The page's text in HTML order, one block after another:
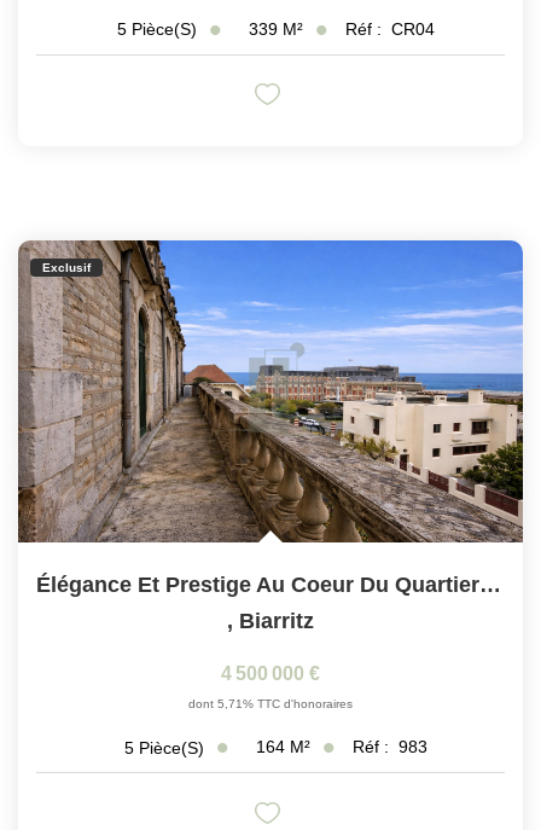
5 Pièce(s) 339 M² Réf : CR04
Exclusif
Élégance Et Prestige Au Coeur Du Quartier Impérial
, Biarritz
4 500 000 €
dont 5,71% TTC d'honoraires
5 Pièce(s) 164 M² Réf : 983